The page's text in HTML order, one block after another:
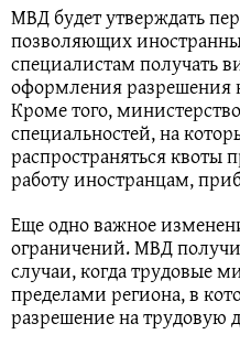
МВД будет утверждать
позволяющих
специалистам получать
оформления разрешения
Кроме того,
специальностей, на
распространяться квоты
работу иностранцам,
Еще одно важное
ограничений. МВД
случаи, когда трудовые
пределами региона, в
разрешение на трудовую